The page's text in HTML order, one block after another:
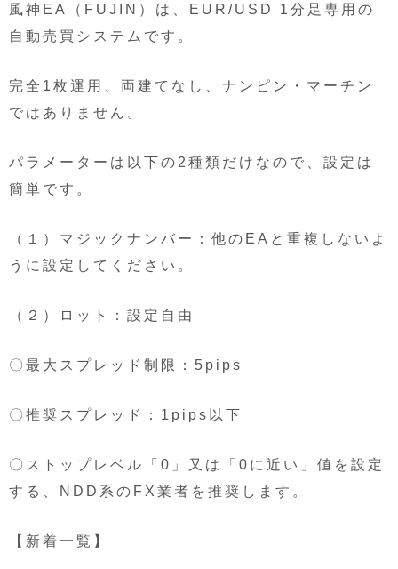
風神EA（FUJIN）は、EUR/USD 1分足専用の
自動売買システムです。
完全1枚運用、両建てなし、ナンピン・マーチン
ではありません。
パラメーターは以下の2種類だけなので、設定は
簡単です。
（１）マジックナンバー：他のEAと重複しないよ
うに設定してください。
（２）ロット：設定自由
〇最大スプレッド制限：5pips
〇推奨スプレッド：1pips以下
〇ストップレベル「0」又は「0に近い」値を設定
する、NDD系のFX業者を推奨します。
【新着一覧】